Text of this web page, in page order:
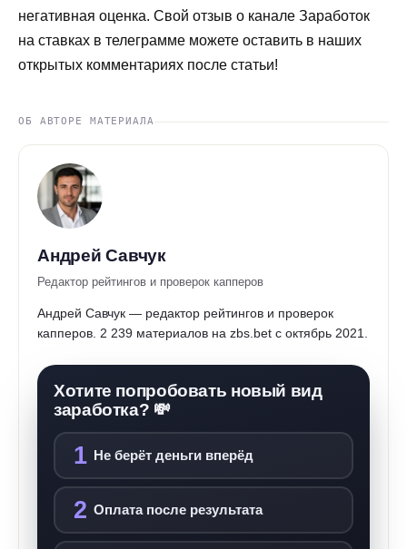
негативная оценка. Свой отзыв о канале Заработок
на ставках в телеграмме можете оставить в наших
открытых комментариях после статьи!
ОБ АВТОРЕ МАТЕРИАЛА
Андрей Савчук
Редактор рейтингов и проверок капперов
Андрей Савчук — редактор рейтингов и проверок
капперов. 2 239 материалов на zbs.bet с октябрь 2021.
Хотите попробовать новый вид
заработка? 💸
1 Не берёт деньги вперёд
2 Оплата после результата